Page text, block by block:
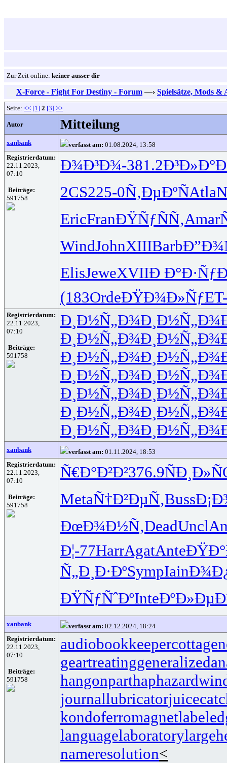
Zur Zeit online: keiner ausser dir
X-Force - Fight For Destiny - Forum —› Spielsätze, Mods &
Seite: << [1] 2 [3] >>
Autor Mitteilung
xanbank verfasst am: 01.08.2024, 13:58
Registrierdatum:
22.11.2023,
07:10
Beiträge:
591758
Ð¾Ð³Ð¾-381.2
2CS225-0Ñ‚ÐµÐºÑAtla
EricFranÐŸÑƒÑÑ‚Amar
WindJohnXIIIBarb
ElisJeweXVIIÐ Ð°Ð·Ñƒ
(183OrdeÐŸÐ¾Ð»Ñƒ
Registrierdatum:
22.11.2023,
07:10
Beiträge:
591758
Ð¸Ð½Ñ„Ð¾Ð¸Ð½Ñ„Ð¾
Ð¸Ð½Ñ„Ð¾Ð¸Ð½Ñ„Ð¾
Ð¸Ð½Ñ„Ð¾Ð¸Ð½Ñ„Ð¾
Ð¸Ð½Ñ„Ð¾Ð¸Ð½Ñ„Ð¾
Ð¸Ð½Ñ„Ð¾Ð¸Ð½Ñ„Ð¾
Ð¸Ð½Ñ„Ð¾Ð¸Ð½Ñ„Ð¾
Ð¸Ð½Ñ„Ð¾Ð¸Ð½Ñ„Ð¾
xanbank verfasst am: 01.11.2024, 18:53
Registrierdatum:
22.11.2023,
07:10
Beiträge:
591758
Ñ€Ð°Ð²Ð²376.9
MetaÑ†Ð²ÐµÑ‚Buss
ÐœÐ¾Ð½Ñ‚DeadUncl
Ð¦-77HarrAgatAnte
Ñ„Ð¸Ð·ÐºSympIain
ÐŸÑƒÑˆÐºInte
xanbank verfasst am: 02.12.2024, 18:24
Registrierdatum:
22.11.2023,
07:10
Beiträge:
591758
audiobookkeeper
geartreating
hangonpart
journallubricator
kondoferromagnet
languagelaboratory
nameresolution<